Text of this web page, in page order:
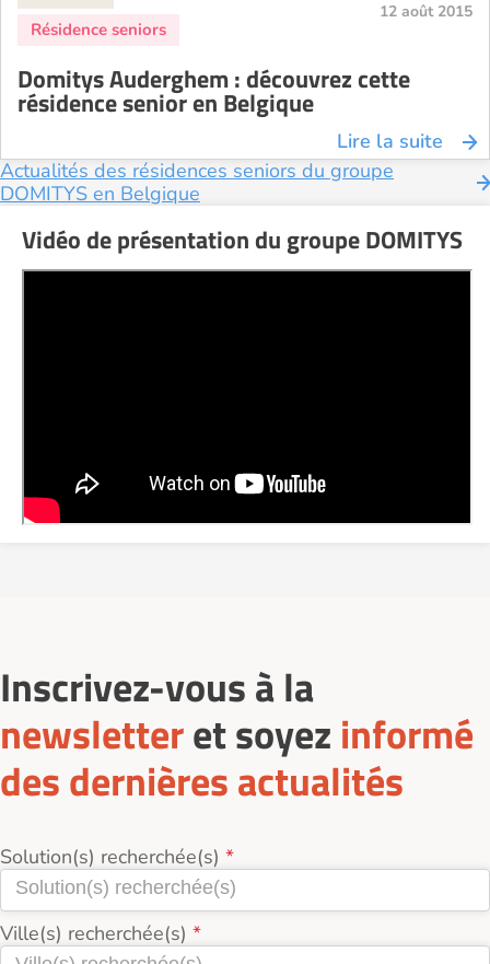
12 août 2015
Domitys Auderghem : découvrez cette
résidence senior en Belgique
Lire la suite
Actualités des résidences seniors du groupe
DOMITYS en Belgique
Vidéo de présentation du groupe DOMITYS
Inscrivez-vous à la
newsletteret soyez informé
des dernières actualités
Solution(s) recherchée(s)
Ville(s) recherchée(s)